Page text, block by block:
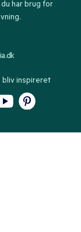
har brug for
bliv inspireret